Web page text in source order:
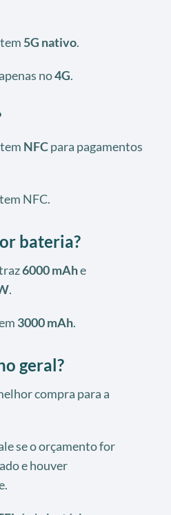
5G nativo.
no4G.
NFCpara pagamentos
NFC.
bateria?
6000 mAhe
.
3000 mAh.
geral?
compra para a
se o orçamento for
e houver